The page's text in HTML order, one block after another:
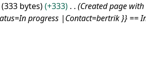
333 bytes +333
Created page
progress |Contact=bertrik }} ==